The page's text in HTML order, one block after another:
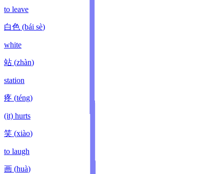
to leave
白色 (bái sè)
white
站 (zhàn)
station
疼 (téng)
(it) hurts
笑 (xiào)
to laugh
画 (huà)